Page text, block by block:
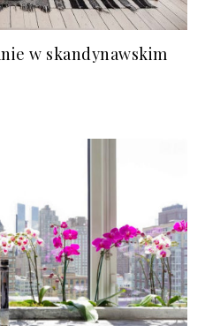
w skandynawskim